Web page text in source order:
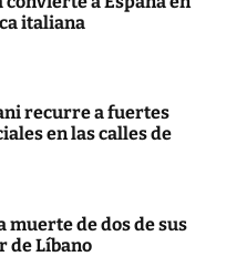
o
r
italiana
recurre a fuertes
en las calles de
de dos de sus
de Líbano